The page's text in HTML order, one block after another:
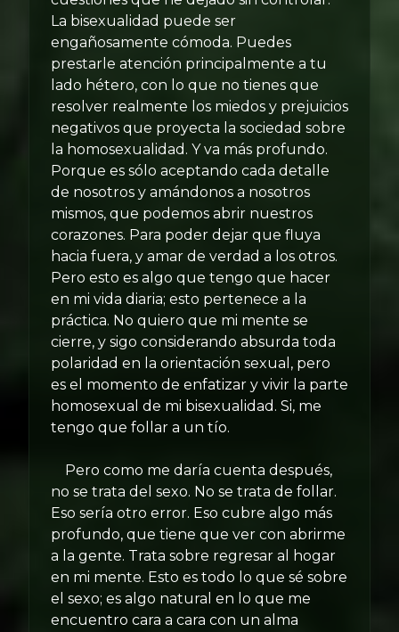
La bisexualidad puede ser
engañosamente cómoda. Puedes
prestarle atención principalmente a tu
lado hétero, con lo que no tienes que
resolver realmente los miedos y prejuicios
negativos que proyecta la sociedad sobre
la homosexualidad. Y va más profundo.
Porque es sólo aceptando cada detalle
de nosotros y amándonos a nosotros
mismos, que podemos abrir nuestros
corazones. Para poder dejar que fluya
hacia fuera, y amar de verdad a los otros.
Pero esto es algo que tengo que hacer
en mi vida diaria; esto pertenece a la
práctica. No quiero que mi mente se
cierre, y sigo considerando absurda toda
polaridad en la orientación sexual, pero
es el momento de enfatizar y vivir la parte
homosexual de mi bisexualidad. Si, me
tengo que follar a un tío.
Pero como me daría cuenta después,
no se trata del sexo. No se trata de follar.
Eso sería otro error. Eso cubre algo más
profundo, que tiene que ver con abrirme
a la gente. Trata sobre regresar al hogar
en mi mente. Esto es todo lo que sé sobre
el sexo; es algo natural en lo que me
encuentro cara a cara con un alma